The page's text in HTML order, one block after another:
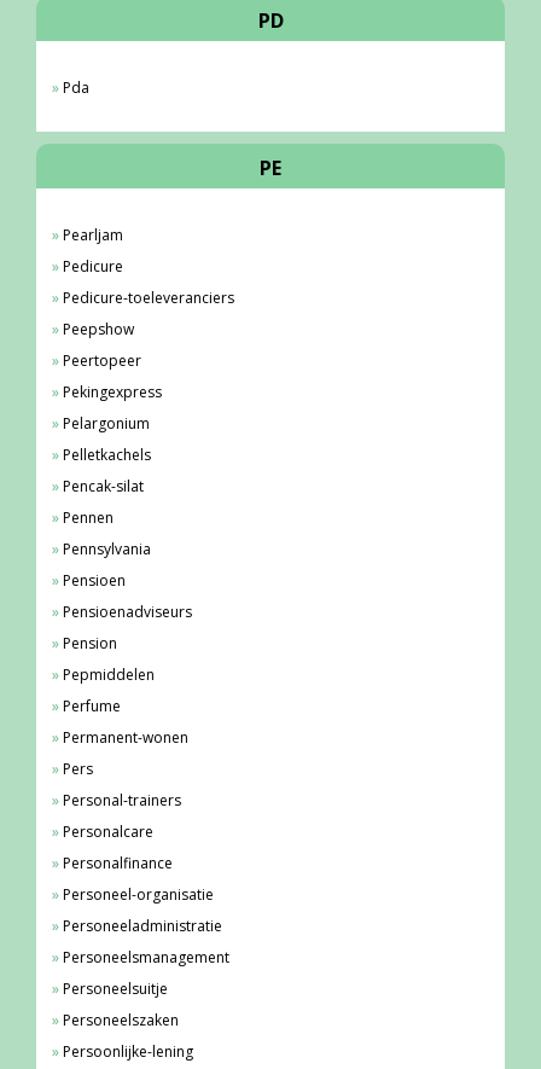
PD
Pda
PE
Pearljam
Pedicure
Pedicure-toeleveranciers
Peepshow
Peertopeer
Pekingexpress
Pelargonium
Pelletkachels
Pencak-silat
Pennen
Pennsylvania
Pensioen
Pensioenadviseurs
Pension
Pepmiddelen
Perfume
Permanent-wonen
Pers
Personal-trainers
Personalcare
Personalfinance
Personeel-organisatie
Personeeladministratie
Personeelsmanagement
Personeelsuitje
Personeelszaken
Persoonlijke-lening